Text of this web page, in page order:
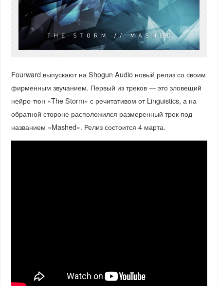
Fourward выпускают на Shogun Audio новый релиз со своим
фирменным звучанием. Первый из треков — это зловещий
нейро-тюн «The Storm» с речитативом от Linguistics, а на
обратной стороне расположился размеренный трек под
названием «Mashed». Релиз состоится 4 марта.